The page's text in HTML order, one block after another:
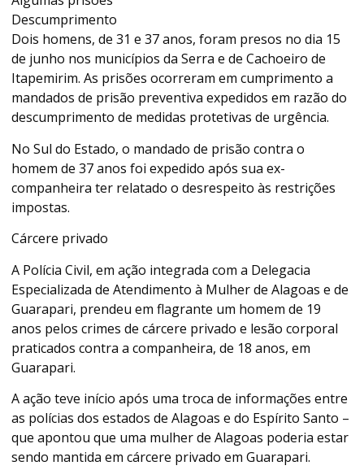
Descumprimento
Dois homens, de 31 e 37 anos, foram presos no dia 15
de junho nos municípios da Serra e de Cachoeiro de
Itapemirim. As prisões ocorreram em cumprimento a
mandados de prisão preventiva expedidos em razão do
descumprimento de medidas protetivas de urgência.
No Sul do Estado, o mandado de prisão contra o
homem de 37 anos foi expedido após sua ex-
companheira ter relatado o desrespeito às restrições
impostas.
Cárcere privado
A Polícia Civil, em ação integrada com a Delegacia
Especializada de Atendimento à Mulher de Alagoas e de
Guarapari, prendeu em flagrante um homem de 19
anos pelos crimes de cárcere privado e lesão corporal
praticados contra a companheira, de 18 anos, em
Guarapari.
A ação teve início após uma troca de informações entre
as polícias dos estados de Alagoas e do Espírito Santo –
que apontou que uma mulher de Alagoas poderia estar
sendo mantida em cárcere privado em Guarapari.